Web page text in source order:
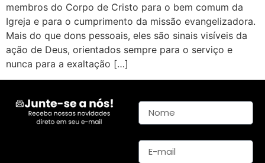
membros do Corpo de Cristo para o bem comum da
Igreja e para o cumprimento da missão evangelizadora.
Mais do que dons pessoais, eles são sinais visíveis da
ação de Deus, orientados sempre para o serviço e
nunca para a exaltação […]